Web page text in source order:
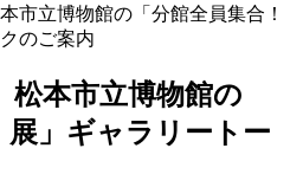
立博物館の「分館全員集合！
のご案内
本市立博物館の
展」ギャラリートー